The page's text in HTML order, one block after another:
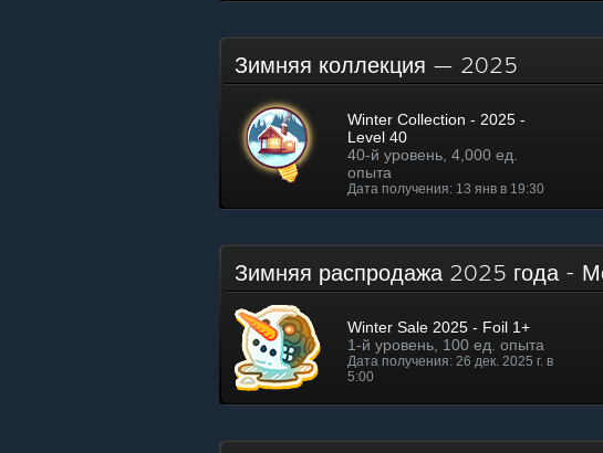
Зимняя коллекция — 2025
Winter Collection - 2025 -
Level 40
40-й уровень, 4,000 ед.
опыта
Дата получения: 13 янв в 19:30
Зимняя распродажа 2025 года -
Winter Sale 2025 - Foil 1+
1-й уровень, 100 ед. опыта
Дата получения: 26 дек. 2025 г. в
5:00